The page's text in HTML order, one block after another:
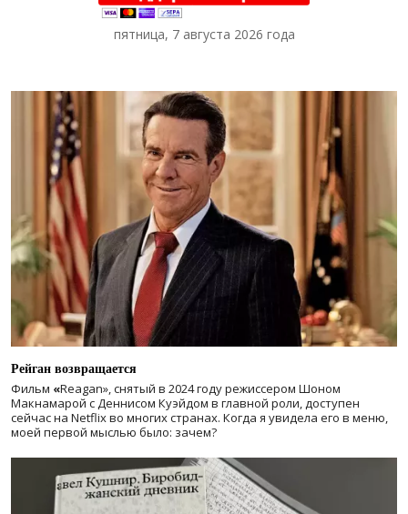
пятница, 7 августа 2026 года
Рейган возвращается
Фильм «Reagan», снятый в 2024 годурежиссером Шоном
Макнамарой с Деннисом Куэйдом в главной роли, доступен
сейчас на Netflix во многих странах. Когда я увидела его в меню,
моей первой мыслью было: зачем?